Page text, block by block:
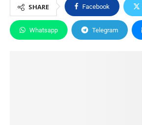
SHARE Facebook
Whatsapp Telegram